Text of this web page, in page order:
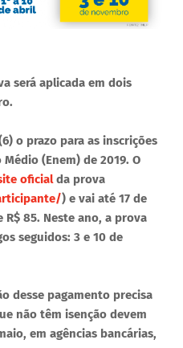
será aplicada em dois
o prazo para as inscrições
(Enem) de 2019. O
oficialda prova
) e vai até 17 de
R$ 85. Neste ano, a prova
seguidos: 3 e 10 de
desse pagamento precisa
não têm isenção devem
em agências bancárias,